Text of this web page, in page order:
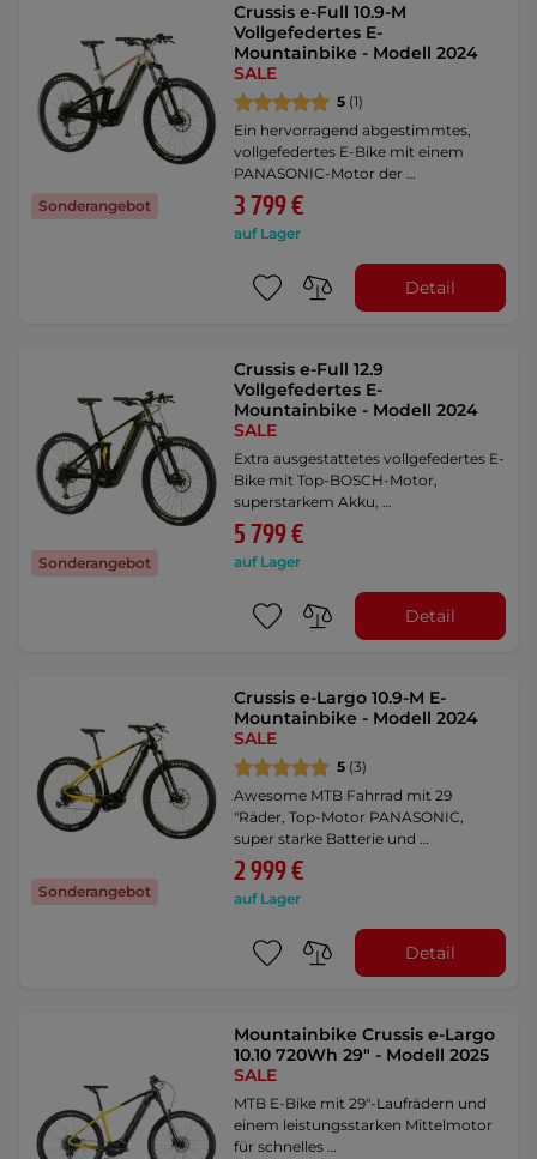
Sonderangebot
Crussis e-Full 10.9-M
Vollgefedertes E-
Mountainbike - Modell 2024
SALE
5 (1)
Ein hervorragend abgestimmtes,
vollgefedertes E-Bike mit einem
PANASONIC-Motor der …
3 799 €
auf Lager
Detail
Sonderangebot
Crussis e-Full 12.9
Vollgefedertes E-
Mountainbike - Modell 2024
SALE
Extra ausgestattetes vollgefedertes E-
Bike mit Top-BOSCH-Motor,
superstarkem Akku, …
5 799 €
auf Lager
Detail
Sonderangebot
Crussis e-Largo 10.9-M E-
Mountainbike - Modell 2024
SALE
5 (3)
Awesome MTB Fahrrad mit 29
"Räder, Top-Motor PANASONIC,
super starke Batterie und …
2 999 €
auf Lager
Detail
Mountainbike Crussis e-Largo
10.10 720Wh 29" - Modell 2025
SALE
MTB E-Bike mit 29"-Laufrädern und
einem leistungsstarken Mittelmotor
für schnelles …